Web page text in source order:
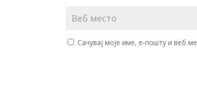
Сачувај моје име, е-пошту и веб